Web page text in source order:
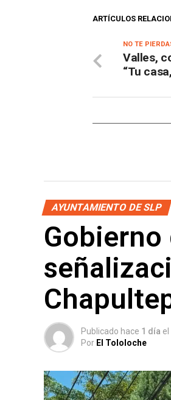
ARTÍCULOS
NO TE
Valles,
“Tu
AYUNTAMIENTO DE SLP
Publicado hace 1 día el
Por El Tololoche